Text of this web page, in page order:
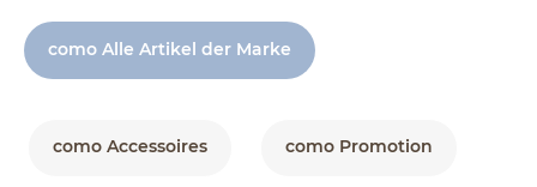
como Alle Artikel der Marke
como Accessoires como Promotion